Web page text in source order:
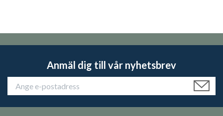
Anmäl dig till vår nyhetsbrev